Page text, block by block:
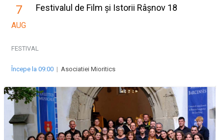
7
AUG
Festivalul de Film și Istorii Râșnov 18
FESTIVAL
Începe la 09:00 | Asociatiei Mioritics